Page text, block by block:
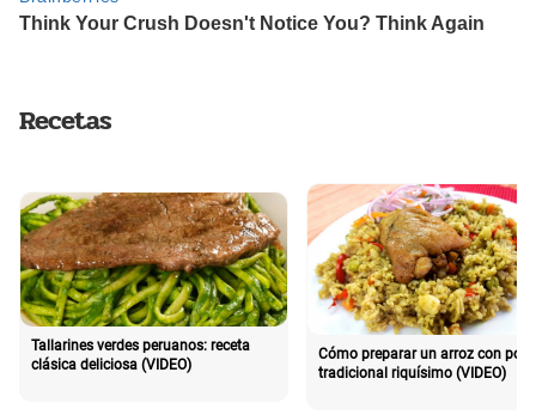
Recetas
Tallarines verdes peruanos: receta
clásica deliciosa (VIDEO)
Cómo preparar un arroz con pollo
tradicional riquísimo (VIDEO)